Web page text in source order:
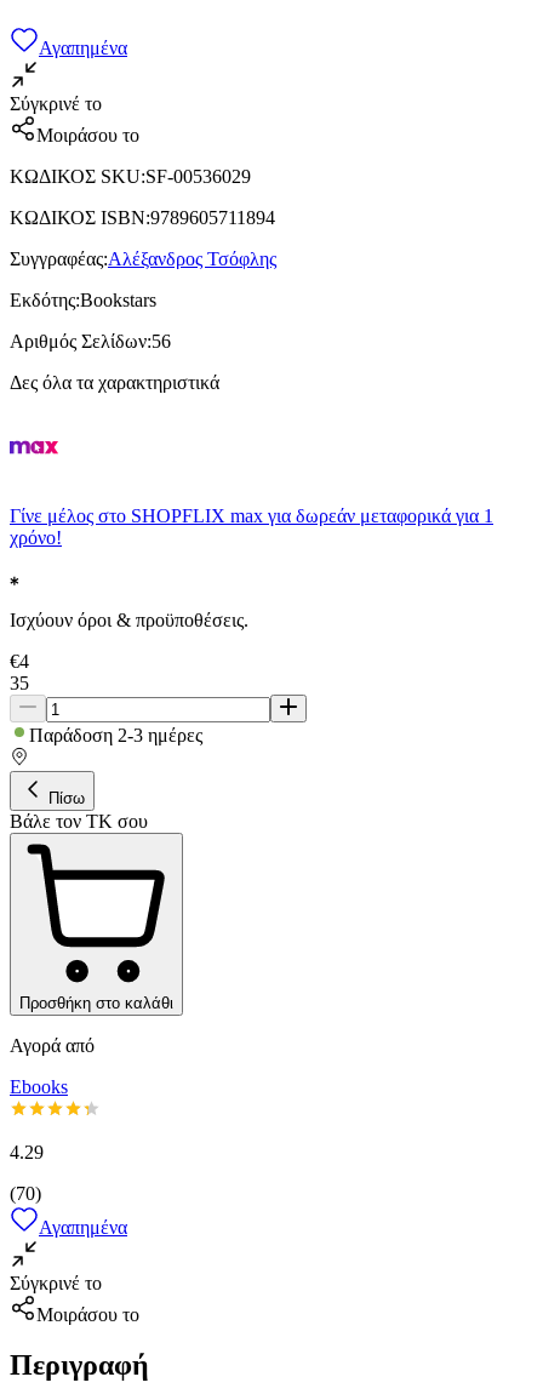
Αγαπημένα
Σύγκρινέ το
Μοιράσου το
ΚΩΔΙΚΟΣ SKU:SF-00536029
ΚΩΔΙΚΟΣ ISBN:9789605711894
Συγγραφέας:Αλέξανδρος Τσόφλης
Εκδότης:Bookstars
Αριθμός Σελίδων:56
Δες όλα τα χαρακτηριστικά
Γίνε μέλος στο SHOPFLIX max για δωρεάν μεταφορικά για 1
χρόνο!
Ισχύουν όροι & προϋποθέσεις.
€4
35
Παράδοση 2-3 ημέρες
Πίσω
Βάλε τον ΤΚ σου
Προσθήκη στο καλάθι
Αγορά από
Ebooks
4.29
(70)
Αγαπημένα
Σύγκρινέ το
Μοιράσου το
Περιγραφή